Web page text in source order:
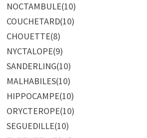
NOCTAMBULE(10)
COUCHETARD(10)
CHOUETTE(8)
NYCTALOPE(9)
SANDERLING(10)
MALHABILES(10)
HIPPOCAMPE(10)
ORYCTEROPE(10)
SEGUEDILLE(10)